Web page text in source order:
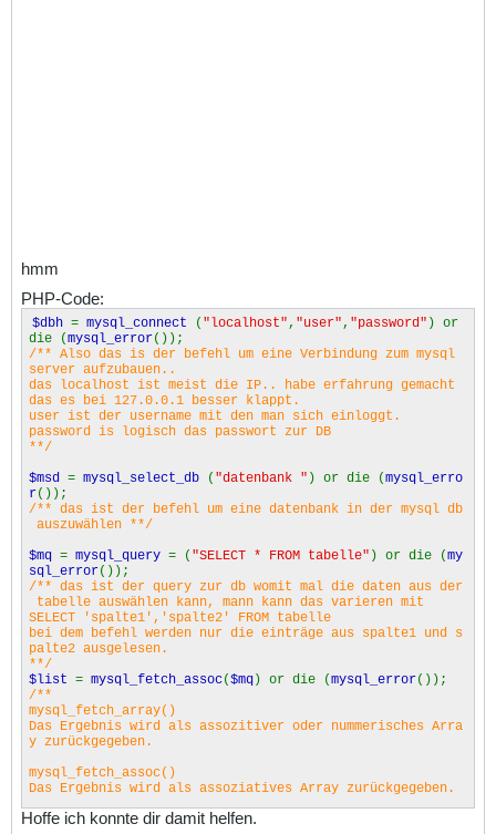
hmm
PHP-Code:
$dbh = mysql_connect ( "localhost" , "user" , "password" ) or
die (mysql_error());
/** Also das is der befehl um eine Verbindung zum mysql
server aufzubauen..
das localhost ist meist die IP.. habe erfahrung gemacht
das es bei 127.0.0.1 besser klappt.
user ist der username mit den man sich einloggt.
password is logisch das passwort zur DB
**/
$msd = mysql_select_db ( "datenbank " ) or die (mysql_erro
r());
/** das ist der befehl um eine datenbank in der mysql db
auszuwählen **/
$mq = mysql_query = ( "SELECT * FROM tabelle" ) or die (my
sql_error());
/** das ist der query zur db womit mal die daten aus der
tabelle auswählen kann, mann kann das varieren mit
SELECT 'spalte1','spalte2' FROM tabelle
bei dem befehl werden nur die einträge aus spalte1 und s
palte2 ausgelesen.
**/
$list = mysql_fetch_assoc($mq) or die (mysql_error());
/**
mysql_fetch_array()
Das Ergebnis wird als assozitiver oder nummerisches Arra
y zurückgegeben.
mysql_fetch_assoc()
Das Ergebnis wird als assoziatives Array zurückgegeben.
mysql_fetch_row()
Hoffe ich konnte dir damit helfen.